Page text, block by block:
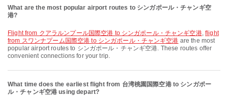
What are the most popular airport routes to シンガポール・チャンギ空
港?
flight from クアラルンプール国際空港 to シンガポール・チャンギ空港,flight
from スワンナプーム国際空港 to シンガポール・チャンギ空港 are the most
popular airport routes to シンガポール・チャンギ空港. These routes offer
convenient connections for your trip.
What time does the earliest flight from 台湾桃園国際空港 to シンガポー
ル・チャンギ空港 using depart?